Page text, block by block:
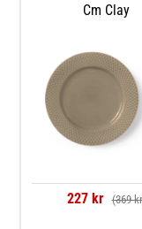
Cm Clay
227 kr (369